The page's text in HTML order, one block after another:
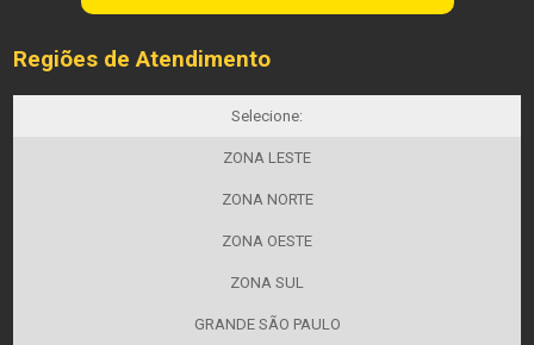
Regiões de Atendimento
Selecione:
ZONA LESTE
ZONA NORTE
ZONA OESTE
ZONA SUL
GRANDE SÃO PAULO